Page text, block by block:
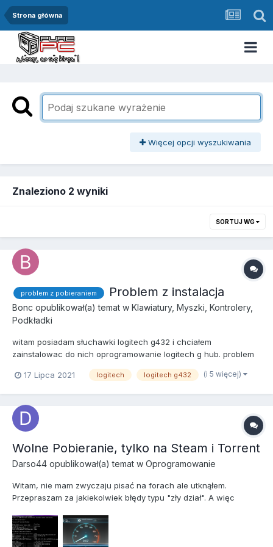
Strona główna
Więcej opcji wyszukiwania
Znaleziono 2 wyniki
SORTUJ WG
problem z pobieraniem Problem z instalacja
Bonc opublikował(a) temat w Klawiatury, Myszki, Kontrolery,
Podkładki
witam posiadam słuchawki logitech g432 i chciałem
zainstalowac do nich oprogramowanie logitech g hub. problem
naciskam przycisk instaluj wyskakuje komunikat nie mozna
ponownie...
17 Lipca 2021 logitech logitech g432 (i 5 więcej)
Wolne Pobieranie, tylko na Steam i Torrent
Darso44 opublikował(a) temat w Oprogramowanie
Witam, nie mam zwyczaju pisać na forach ale utknąłem.
Przepraszam za jakiekolwiek błędy typu "zły dział". A więc
Lecz jeśli ściągam cokolwiek (nie zależnie od programu, czy
pliku) przez torrent lub steam to przez pierwsze trzydzieści...